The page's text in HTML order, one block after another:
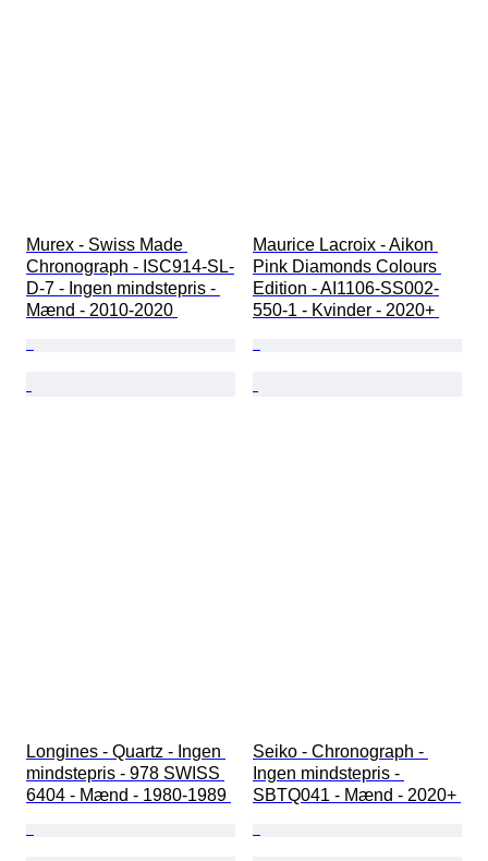
Murex - Swiss Made
Chronograph - ISC914-SL-
D-7 - Ingen mindstepris -
Mænd - 2010-2020
Maurice Lacroix - Aikon
Pink Diamonds Colours
Edition - AI1106-SS002-
550-1 - Kvinder - 2020+
Longines - Quartz - Ingen
mindstepris - 978 SWISS
6404 - Mænd - 1980-1989
Seiko - Chronograph -
Ingen mindstepris -
SBTQ041 - Mænd - 2020+